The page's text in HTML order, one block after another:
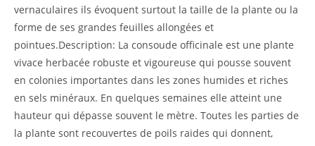
vernaculaires ils évoquent surtout la taille de la plante ou la
forme de ses grandes feuilles allongées et
pointues.Description: La consoude officinale est une plante
vivace herbacée robuste et vigoureuse qui pousse souvent
en colonies importantes dans les zones humides et riches
en sels minéraux. En quelques semaines elle atteint une
hauteur qui dépasse souvent le mètre. Toutes les parties de
la plante sont recouvertes de poils raides qui donnent,